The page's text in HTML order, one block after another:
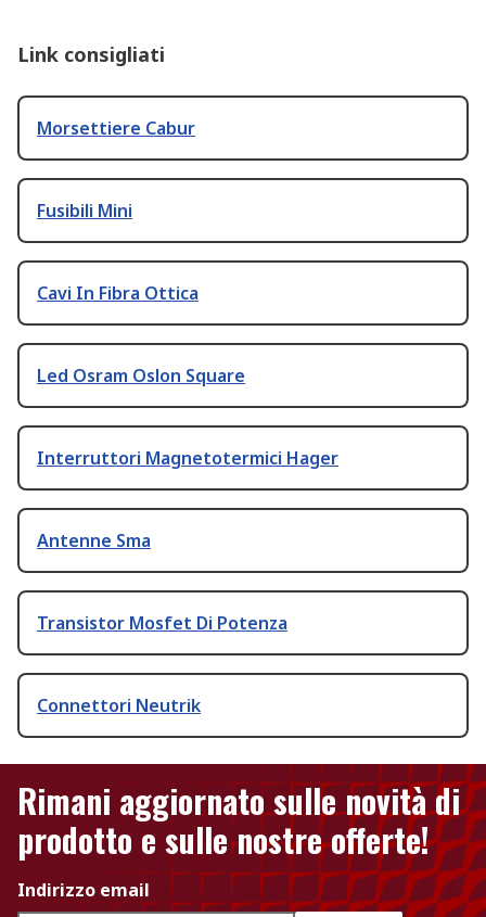
Link consigliati
Morsettiere Cabur
Fusibili Mini
Cavi In Fibra Ottica
Led Osram Oslon Square
Interruttori Magnetotermici Hager
Antenne Sma
Transistor Mosfet Di Potenza
Connettori Neutrik
Rimani aggiornato sulle novità di
prodotto e sulle nostre offerte!
Indirizzo email